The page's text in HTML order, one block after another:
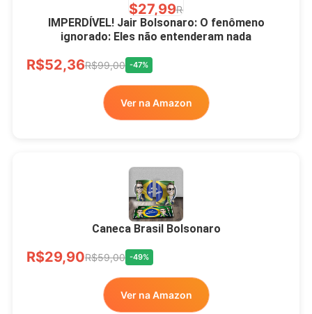
R$27,99R$49,00
Xícara Bolsonaro
Brasão Deus Acima De
Todos
R$33,00
Ver no MERCADO
LIVRE
IMPERDÍVEL! Jair Bolsonaro: O fenômeno
ignorado: Eles não entenderam nada
R$52,36R$99,00 -47%
Ver na Amazon
Caneca Brasil Bolsonaro
R$29,90R$59,00 -49%
Ver na Amazon